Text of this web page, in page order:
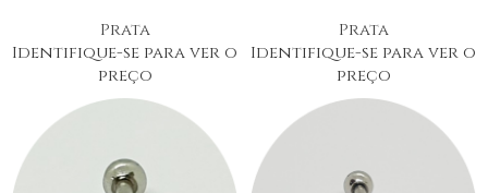
Prata
Identifique-se para ver o
preço
Prata
Identifique-se para ver o
preço